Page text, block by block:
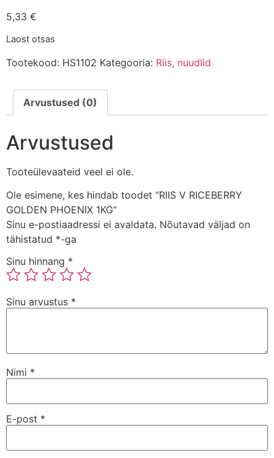
5,33 €
Laost otsas
Tootekood: HS1102 Kategooria: Riis, nuudlid
Arvustused (0)
Arvustused
Tooteülevaateid veel ei ole.
Ole esimene, kes hindab toodet “RIIS V RICEBERRY
GOLDEN PHOENIX 1KG”
Sinu e-postiaadressi ei avaldata. Nõutavad väljad on
tähistatud *-ga
Sinu hinnang *
Sinu arvustus *
Nimi *
E-post *